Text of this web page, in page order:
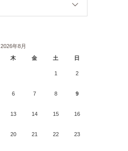
2026年8月
木 金 土 日
1 2
6 7 8 9
13 14 15 16
20 21 22 23